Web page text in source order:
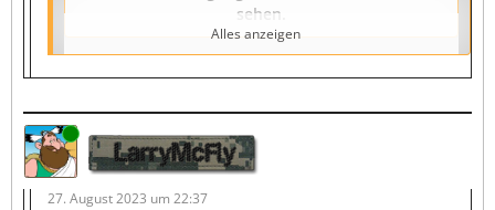
sehen.
Alles anzeigen
Online
LarryMcFly
27. August 2023 um 22:37